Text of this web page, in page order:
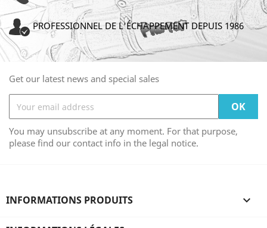
PROFESSIONNEL DE L'ÉCHAPPEMENT DEPUIS 1986
Get our latest news and special sales
You may unsubscribe at any moment. For that purpose,
please find our contact info in the legal notice.
INFORMATIONS PRODUITS 